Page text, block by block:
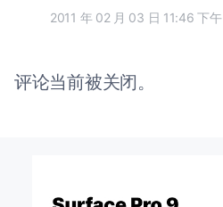
2011 年 02 月 03 日 11:46 下午
评论当前被关闭。